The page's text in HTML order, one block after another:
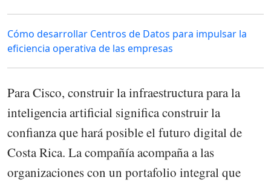
Cómo desarrollar Centros de Datos para impulsar la
eficiencia operativa de las empresas
Para Cisco, construir la infraestructura para la
inteligencia artificial significa construir la
confianza que hará posible el futuro digital de
Costa Rica. La compañía acompaña a las
organizaciones con un portafolio integral que